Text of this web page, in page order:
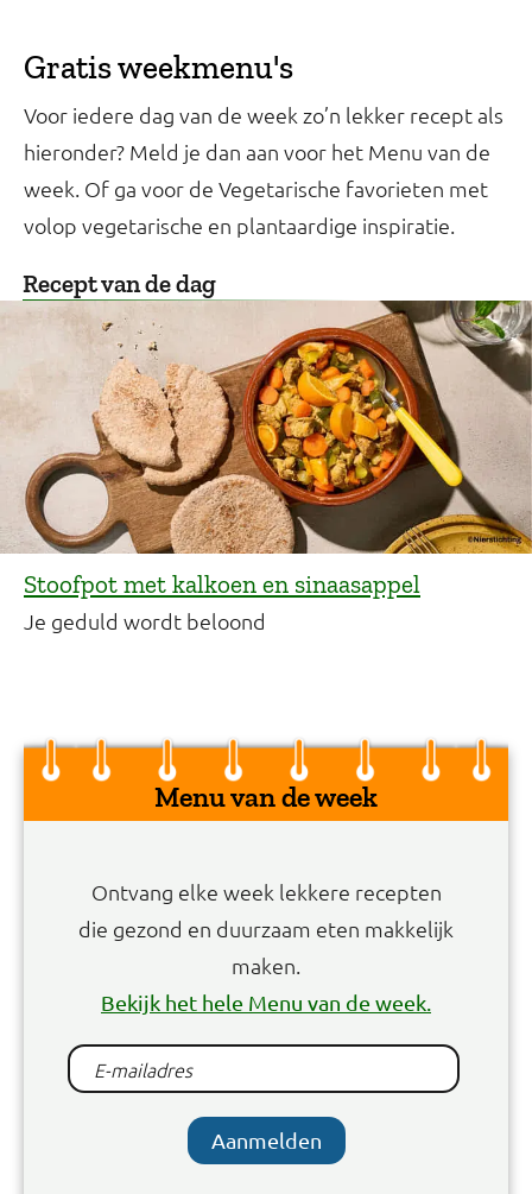
Gratis weekmenu's
Voor iedere dag van de week zo’n lekker recept als
hieronder? Meld je dan aan voor het Menu van de
week. Of ga voor de Vegetarische favorieten met
volop vegetarische en plantaardige inspiratie.
Recept van de dag
Stoofpot met kalkoen en sinaasappel
Je geduld wordt beloond
Menu van de week
Ontvang elke week lekkere recepten
die gezond en duurzaam eten makkelijk
maken.
Bekijk het hele Menu van de week.
Aanmelden